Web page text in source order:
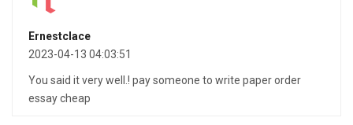
Ernestclace
2023-04-13 04:03:51
You said it very well.! pay someone to write paper order
essay cheap